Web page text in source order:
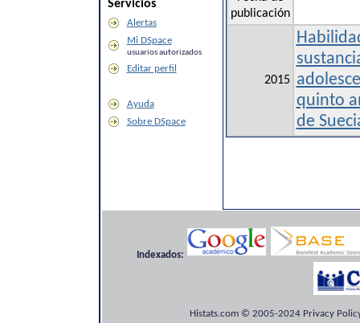
Servicios
Alertas
Mi DSpace
usuarios autorizados
Editar perfil
Ayuda
Sobre DSpace
publicación
2015
quinto
de
Indexados:
Histats.com © 2005-2024 Privacy